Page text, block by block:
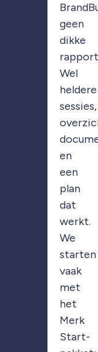
geen
dikke
Wel
heldere
sessies,
en
een
plan
dat
werkt.
We
starten
vaak
met
het
Merk
Start-